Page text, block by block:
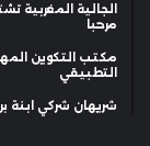
الجالية
مرحبا
مكتب التكوين
التطبيقي
شريهان شركي ابنة